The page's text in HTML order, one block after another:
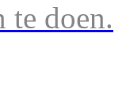
te doen.